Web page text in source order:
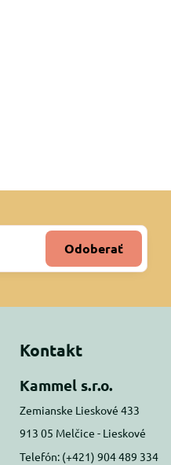
Odoberať
Kontakt
Kammel s.r.o.
Zemianske Lieskové 433
913 05 Melčice - Lieskové
Telefón: (+421) 904 489 334